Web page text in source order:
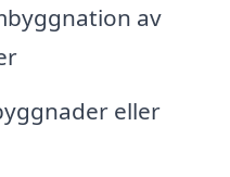
av
eller